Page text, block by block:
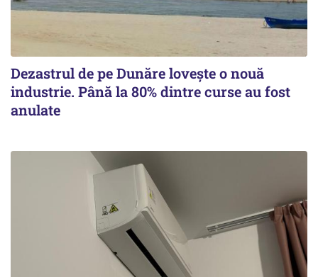
Dezastrul de pe Dunăre lovește o nouă
industrie. Până la 80% dintre curse au fost
anulate